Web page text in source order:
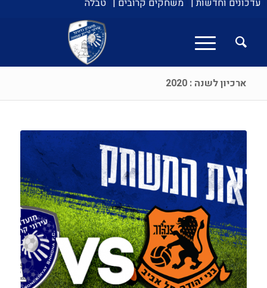
עדכונים וחדשות | משחקים קרובים | טבלה
ארכיון לשנה : 2020